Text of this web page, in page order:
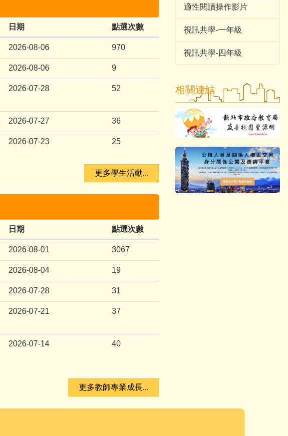
日期 點選次數
2026-08-06 970
2026-08-06 9
2026-07-28 52
2026-07-27 36
2026-07-23 25
更多學生活動...
日期 點選次數
2026-08-01 3067
2026-08-04 19
2026-07-28 31
2026-07-21 37
2026-07-14 40
更多教師專業成長...
適性閱讀操作影片
視訊共學-一年級
視訊共學-四年級
相關連結